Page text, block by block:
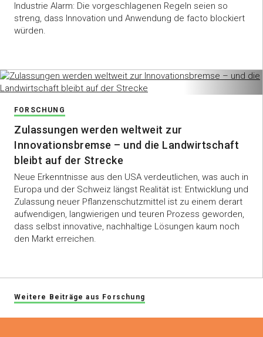
Industrie Alarm: Die vorgeschlagenen Regeln seien so
streng, dass Innovation und Anwendung de facto blockiert
würden.
FORSCHUNG
Zulassungen werden weltweit zur
Innovationsbremse – und die Landwirtschaft
bleibt auf der Strecke
Neue Erkenntnisse aus den USA verdeutlichen, was auch in
Europa und der Schweiz längst Realität ist: Entwicklung und
Zulassung neuer Pflanzenschutzmittel ist zu einem derart
aufwendigen, langwierigen und teuren Prozess geworden,
dass selbst innovative, nachhaltige Lösungen kaum noch
den Markt erreichen.
Weitere Beiträge aus Forschung